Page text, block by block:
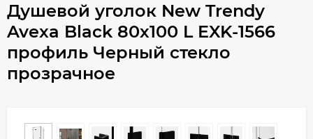
Душевой уголок New Trendy
Avexa Black 80х100 L EXK-1566
профиль Черный стекло
прозрачное